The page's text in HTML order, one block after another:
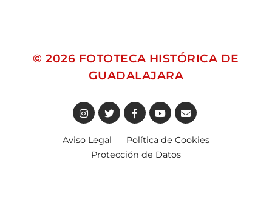
© 2026 FOTOTECA HISTÓRICA DE
GUADALAJARA
Aviso Legal
Política de Cookies
Protección de Datos